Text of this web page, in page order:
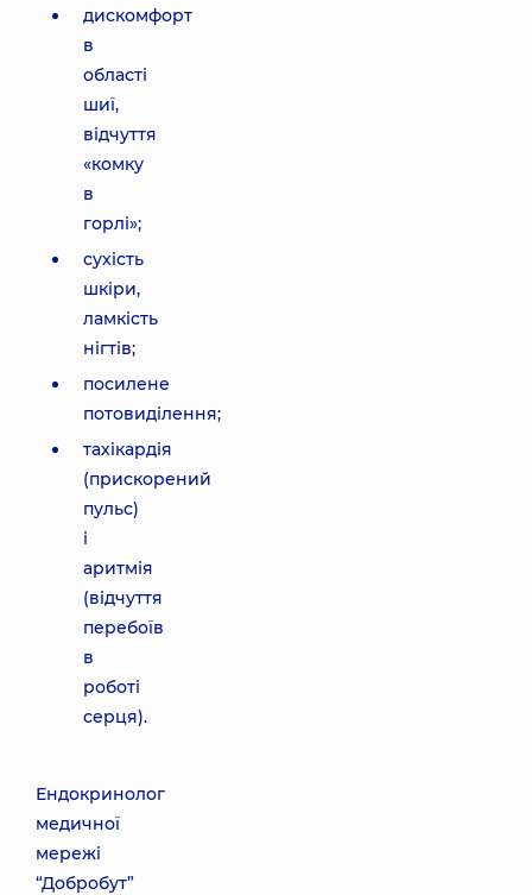
дискомфорт
в
області
шиї,
відчуття
«комку
в
горлі»;
сухість
шкіри,
ламкість
нігтів;
посилене
потовиділення;
тахікардія
(прискорений
пульс)
і
аритмія
(відчуття
перебоїв
в
роботі
серця).
Ендокринолог
медичної
мережі
“Добробут”